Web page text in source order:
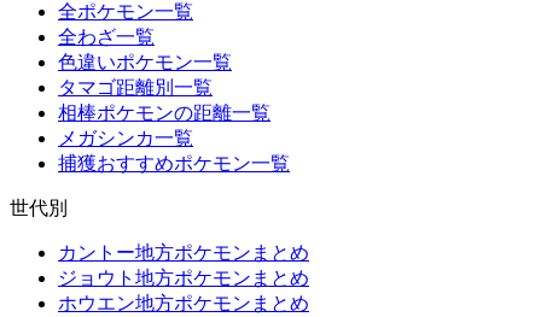
全ポケモン一覧
全わざ一覧
色違いポケモン一覧
タマゴ距離別一覧
相棒ポケモンの距離一覧
メガシンカ一覧
捕獲おすすめポケモン一覧
世代別
カントー地方ポケモンまとめ
ジョウト地方ポケモンまとめ
ホウエン地方ポケモンまとめ